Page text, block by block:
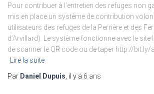
Pour contribuer à l’entretien des refuges non
mis en place un système de contribution
utilisateurs des refuges de la Perrière et des
d’Arvillard). Le système fonctionne avec le
de scanner le QR code ou de taper http://bit.ly/
Lire la suite
Par Daniel Dupuis, il y a 6 ans